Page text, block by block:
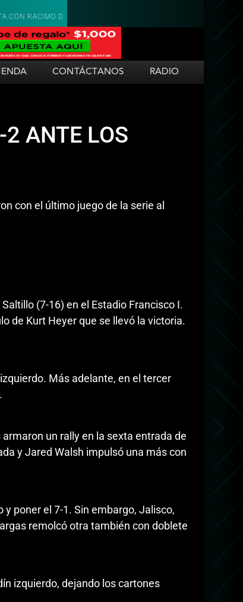
CARRERAS EN LA NOVENA Y DERROTA 9-3 A TECOS
CONTÁCTANOS RADIO
2 ANTE LOS
con el último juego de la serie al
(7-16) en el Estadio Francisco I.
de Kurt Heyer que se llevó la victoria.
Más adelante, en el tercer
un rally en la sexta entrada de
y Jared Walsh impulsó una más con
poner el 7-1. Sin embargo, Jalisco,
remolcó otra también con doblete
izquierdo, dejando los cartones